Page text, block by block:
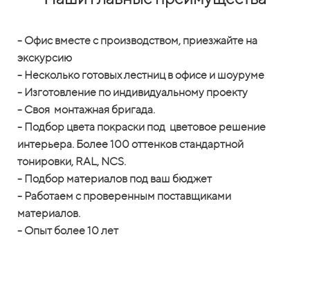
- Офис вместе с производством, приезжайте на
экскурсию
- Несколько готовых лестниц в офисе и шоуруме
- Изготовление по индивидуальному проекту
- Своя монтажная бригада.
- Подбор цвета покраски под цветовое решение
интерьера. Более 100 оттенков стандартной
тонировки, RAL, NCS.
- Подбор материалов под ваш бюджет
- Работаем с проверенным поставщиками
материалов.
- Опыт более 10 лет